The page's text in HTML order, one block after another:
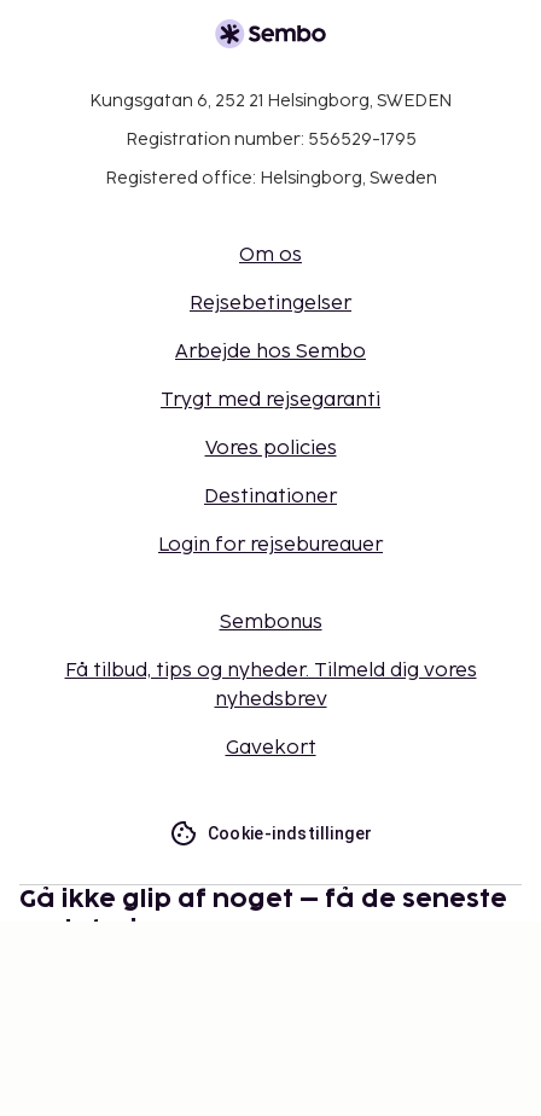
Kungsgatan 6, 252 21 Helsingborg, SWEDEN
Registration number: 556529-1795
Registered office: Helsingborg, Sweden
Om os
Rejsebetingelser
Arbejde hos Sembo
Trygt med rejsegaranti
Vores policies
Destinationer
Login for rejsebureauer
Sembonus
Få tilbud, tips og nyheder. Tilmeld dig vores
nyhedsbrev
Gavekort
Cookie-indstillinger
Gå ikke glip af noget – få de seneste
opdateringer